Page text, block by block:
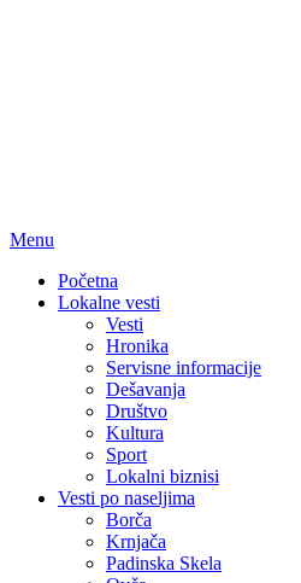
Menu
Početna
Lokalne vesti
Vesti
Hronika
Servisne informacije
Dešavanja
Društvo
Kultura
Sport
Lokalni biznisi
Vesti po naseljima
Borča
Krnjača
Padinska Skela